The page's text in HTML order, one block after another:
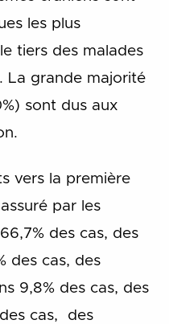
les plus
tiers des malades
La grande majorité
sont dus aux
vers la première
par les
des cas, des
des cas, des
9,8% des cas, des
cas, des